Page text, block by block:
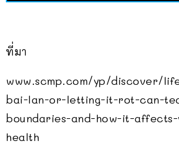
ที่มา
www.scmp.com/yp/discover/
bai-lan-or-letting-it-rot-can-
boundaries-and-how-it-
health